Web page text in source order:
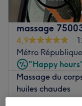
massage
4,9
Métro
"Happy
Massage du
huiles chaudes
30 min - 1 h 30